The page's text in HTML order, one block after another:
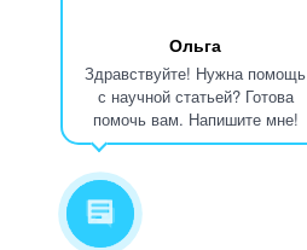
Ольга
Здравствуйте! Нужна помощь
с научной статьей? Готова
помочь вам. Напишите мне!